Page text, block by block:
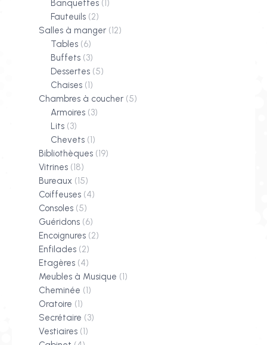
Banquettes (1)
Fauteuils (2)
Salles à manger (12)
Tables (6)
Buffets (3)
Dessertes (5)
Chaises (1)
Chambres à coucher (5)
Armoires (3)
Lits (3)
Chevets (1)
Bibliothèques (19)
Vitrines (18)
Bureaux (15)
Coiffeuses (4)
Consoles (5)
Guéridons (6)
Encoignures (2)
Enfilades (2)
Etagères (4)
Meubles à Musique (1)
Cheminée (1)
Oratoire (1)
Secrétaire (3)
Vestiaires (1)